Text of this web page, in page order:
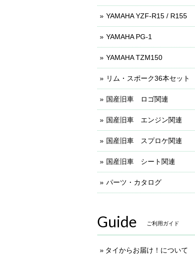
YAMAHA YZF-R15 / R155
YAMAHA PG-1
YAMAHA TZM150
リム・スポーク36本セット
国産旧車 ロゴ関連
国産旧車 エンジン関連
国産旧車 スプロケ関連
国産旧車 シート関連
パーツ・カタログ
Guide ご利用ガイド
タイからお届け！について